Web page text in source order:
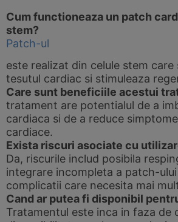
Cum functioneaza un patch
stem?
Patch-ul
este realizat din celule stem care
tesutul cardiac si stimuleaza
Care sunt beneficiile acestui
tratament are potentialul de a
cardiaca si de a reduce
cardiace.
Exista riscuri asociate cu
Da, riscurile includ posibila
integrare incompleta a patch-
complicatii care necesita mai
Cand ar putea fi disponibil
Tratamentul este inca in faza de